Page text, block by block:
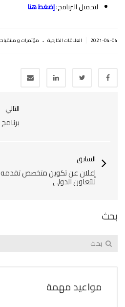
لتحميل البرنامج:إضغط هنا
2021-04-04 العلاقات الخارجية . مؤتمرات و ملتقيات
التالي
السابق
إعلان عن تكوين متخصص تقدمه
للتعاون الدولي
بحث
مواعيد مهمة